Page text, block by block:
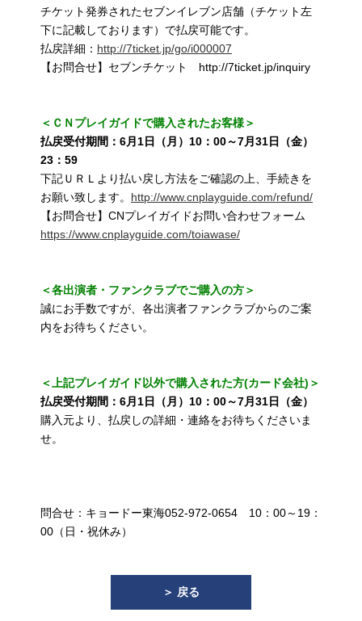
チケット発券されたセブンイレブン店舗（チケット左
下に記載しております）で払戻可能です。
払戻詳細： http://7ticket.jp/go/i000007
【お問合せ】セブンチケット http://7ticket.jp/inquiry
＜ＣＮプレイガイドで購入されたお客様＞
払戻受付期間：6月1日（月）10：00～7月31日（金）
23：59
下記ＵＲＬより払い戻し方法をご確認の上、手続きを
お願い致します。 http://www.cnplayguide.com/refund/
【お問合せ】CNプレイガイドお問い合わせフォーム
https://www.cnplayguide.com/toiawase/
＜各出演者・ファンクラブでご購入の方＞
誠にお手数ですが、各出演者ファンクラブからのご案
内をお待ちください。
＜上記プレイガイド以外で購入された方(カード会社)＞
払戻受付期間：6月1日（月）10：00～7月31日（金）
購入元より、払戻しの詳細・連絡をお待ちくださいま
せ。
問合せ：キョードー東海052-972-0654 10：00～19：
00（日・祝休み）
＞ 戻る